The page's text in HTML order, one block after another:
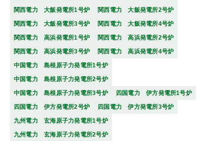
関西電力 大飯発電所1号炉
関西電力 大飯発電所2号炉
関西電力 大飯発電所3号炉
関西電力 大飯発電所4号炉
関西電力 高浜発電所1号炉
関西電力 高浜発電所2号炉
関西電力 高浜発電所3号炉
関西電力 高浜発電所4号炉
中国電力 島根原子力発電所1号炉
中国電力 島根原子力発電所2号炉
中国電力 島根原子力発電所3号炉
四国電力 伊方発電所1号炉
四国電力 伊方発電所2号炉
四国電力 伊方発電所3号炉
九州電力 玄海原子力発電所1号炉
九州電力 玄海原子力発電所2号炉